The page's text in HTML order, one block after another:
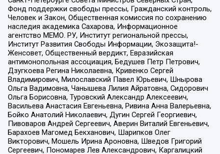
Фонд поддержки свободы прессы, Гражданский контроль,
Человек и Закон, Общественная комиссия по сохранению
наследия академика Сахарова, Информационное
агентство МЕМО. РУ, Институт региональной прессы,
Институт Развития Свободы Информации, Экозащита!-
Женсовет, Общественный вердикт, Евразийская
антимонопольная ассоциация, Бедушев Петр Петрович,
Дзугкоева Регина Николаевна, Кривенко Сергей
Владимирович, Милославский Павел Юрьевич, Шнырова
Ольга Вадимовна, Чанышева Лилия Айратовна, Сидорович
Ольга Борисовна, Туровский Александр Алексеевич,
Васильева Анастасия Евгеньевна, Ривина Анна Валерьевна,
Бойко Анатолий Николаевич, Дугин Сергей Георгиевич,
Пивоваров Андрей Сергеевич, Аверин Виталий Евгеньевич,
Барахоев Магомед Бекханович, Шарипков Олег
Викторович, Мошель Ирина Ароновна, Шведов Григорий
Сергеевич, Пономарев Лев Александрович, Каргалицкий